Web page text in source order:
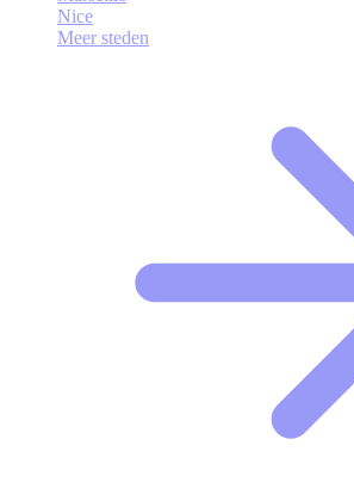
Nice
Meer steden